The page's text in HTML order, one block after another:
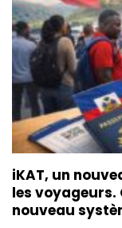
iKAT, un
les voyageurs.
nouveau